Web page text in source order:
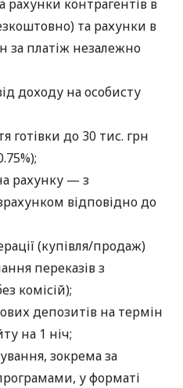
рахунки контрагентів в
та рахунки в
за платіж незалежно
доходу на особисту
готівки до 30 тис. грн
рахунку — з
відповідно до
(купівля/продаж)
переказів з
комісій);
депозитів на термін
на 1 ніч;
зокрема за
у форматі